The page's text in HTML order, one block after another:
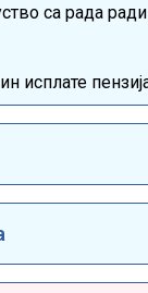
са рада
исплате